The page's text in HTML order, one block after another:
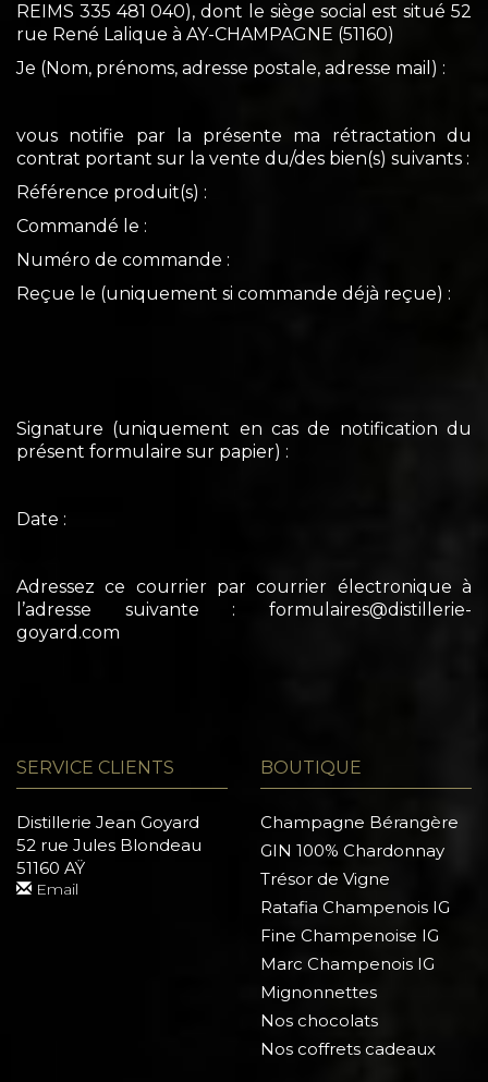
REIMS 335 481 040), dont le siège social est situé 52
rue René Lalique à AY-CHAMPAGNE (51160)
Je (Nom, prénoms, adresse postale, adresse mail) :
vous notifie par la présente ma rétractation du
contrat portant sur la vente du/des bien(s) suivants :
Référence produit(s) :
Commandé le :
Numéro de commande :
Reçue le (uniquement si commande déjà reçue) :
Signature (uniquement en cas de notification du
présent formulaire sur papier) :
Date :
Adressez ce courrier par courrier électronique à
l’adresse suivante : formulaires@distillerie-
goyard.com
SERVICE CLIENTS
Distillerie Jean Goyard
52 rue Jules Blondeau
51160 AŸ
Email
BOUTIQUE
Champagne Bérangère
GIN 100% Chardonnay
Trésor de Vigne
Ratafia Champenois IG
Fine Champenoise IG
Marc Champenois IG
Mignonnettes
Nos chocolats
Nos coffrets cadeaux